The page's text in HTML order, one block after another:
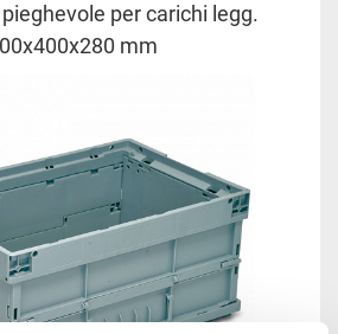
per carichi legg.
mm